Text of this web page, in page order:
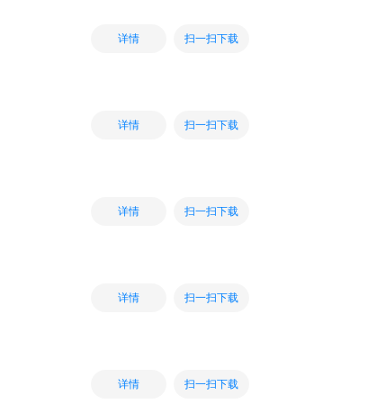
详情 扫一扫下载
详情 扫一扫下载
详情 扫一扫下载
详情 扫一扫下载
详情 扫一扫下载